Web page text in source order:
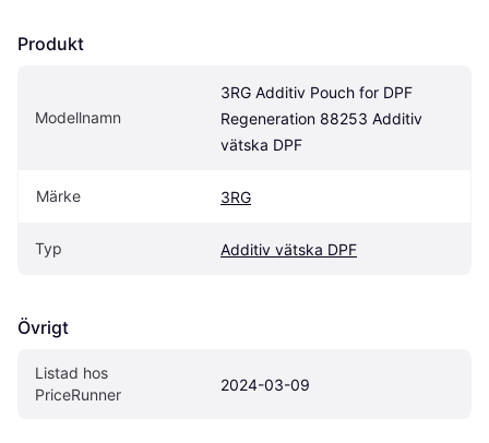
Produkt
Modellnamn
3RG Additiv Pouch for DPF
Regeneration 88253 Additiv
vätska DPF
Märke 3RG
Typ Additiv vätska DPF
Övrigt
Listad hos
PriceRunner
2024-03-09